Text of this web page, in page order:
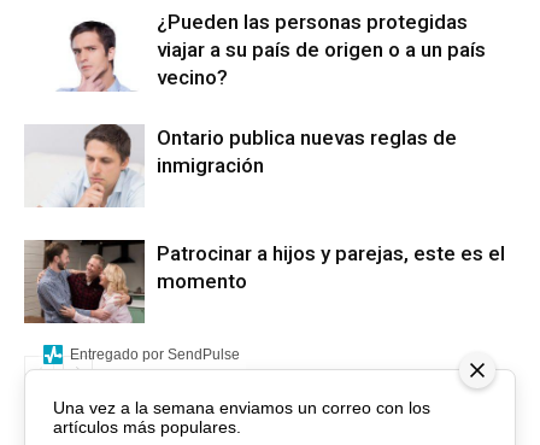
¿Pueden las personas protegidas
viajar a su país de origen o a un país
vecino?
Ontario publica nuevas reglas de
inmigración
Patrocinar a hijos y parejas, este es el
momento
Una vez a la semana enviamos un correo con los
artículos más populares.
Entregado por SendPulse